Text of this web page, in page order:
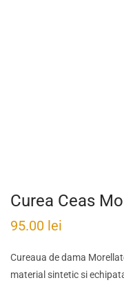
Curea Ceas
95.00 lei
Cureaua de dama
material sintetic si